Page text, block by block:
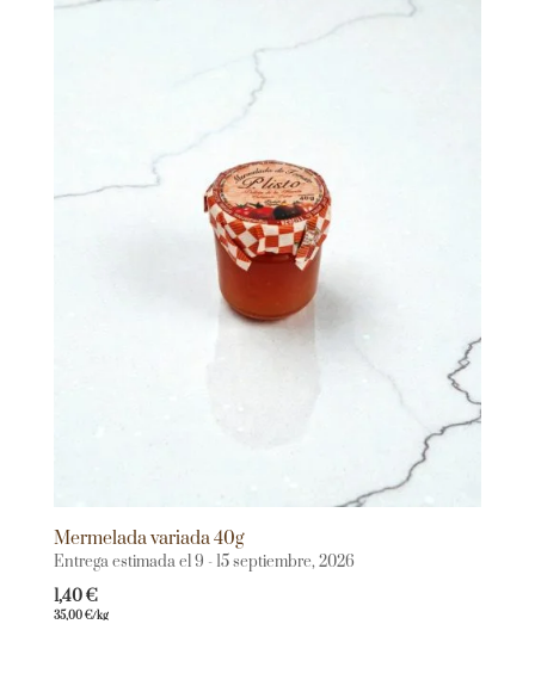
Mermelada variada 40g
Entrega estimada el 9 - 15 septiembre, 2026
1,40€
35,00€/kg